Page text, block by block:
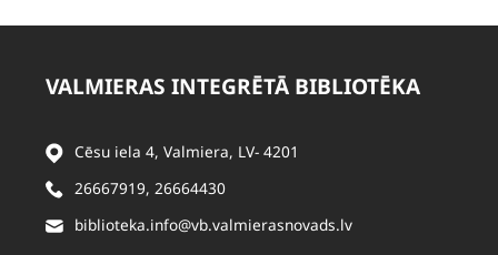
VALMIERAS INTEGRĒTĀ BIBLIOTĒKA
Cēsu iela 4, Valmiera, LV- 4201
26667919, 26664430
biblioteka.info@vb.valmierasnovads.lv